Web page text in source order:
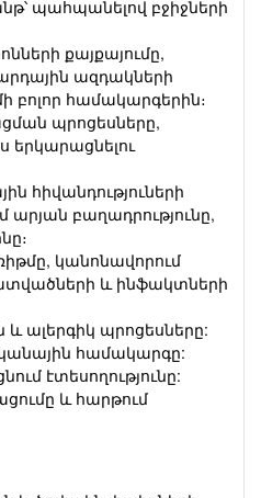
պահպանելով բջիջների
քայքայումը,
ազդակների
բոլոր համակարգերին։
պրոցեսները,
երկարացնելու
հիվանդություների
արյան բաղադրությունը,
կանոնավորում
և ինֆակտների
և ալերգիկ պրոցեսները:
համակարգը:
էտեսողությունը:
և հարթում